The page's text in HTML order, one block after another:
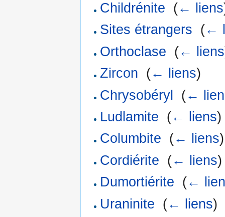
Childrénite (← liens
Sites étrangers (←
Orthoclase (← liens
Zircon (← liens)
Chrysobéryl
(←
Ludlamite (← liens)
Columbite (← liens)
Cordiérite (← liens)
Dumortiérite (←
Uraninite (← liens)